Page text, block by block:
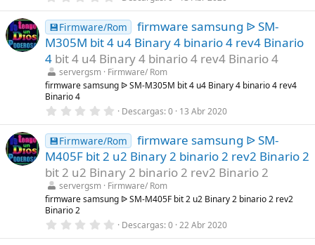
s
)0
0
e
s
t
r
e
l
l
s
)
💾Firmware/Rom
firmware samsung ᐉ SM-
M305M bit 4 u4 Binary 4 binario 4 rev4 Binario
4 bit 4 u4 Binary 4 binario 4 rev4 Binario 4
servergsm Firmware/ Rom
firmware samsung ᐉ SM-M305M bit 4 u4 Binary 4 binario 4 rev4
Binario 4
0
0
0
e
s
t
r
e
l
l
s
Descargas 0 13 Abr 2020
💾Firmware/Rom
firmware samsung ᐉ SM-
M405F bit 2 u2 Binary 2 binario 2 rev2 Binario 2
bit 2 u2 Binary 2 binario 2 rev2 Binario 2
servergsm Firmware/ Rom
firmware samsung ᐉ SM-M405F bit 2 u2 Binary 2 binario 2 rev2
Binario 2
0 Descargas 0 22 Abr 2020